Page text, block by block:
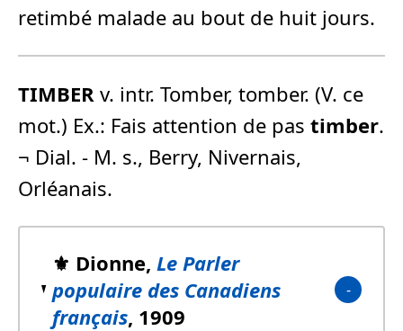
retimbé malade au bout de huit jours.
TIMBER v. intr. Tomber, tomber. (V. ce
mot.) Ex.: Fais attention de pas timber.
¬ Dial. - M. s., Berry, Nivernais,
Orléanais.
⚜️ Dionne, Le Parler
populaire des Canadiens
français, 1909